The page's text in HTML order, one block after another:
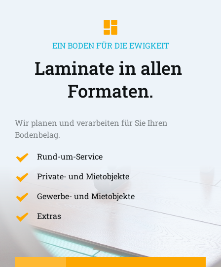
EIN BODEN FÜR DIE EWIGKEIT
Laminate in allen
Formaten.
Wir planen und verarbeiten für Sie Ihren
Bodenbelag.
Rund-um-Service
Private- und Mietobjekte
Gewerbe- und Mietobjekte
Extras